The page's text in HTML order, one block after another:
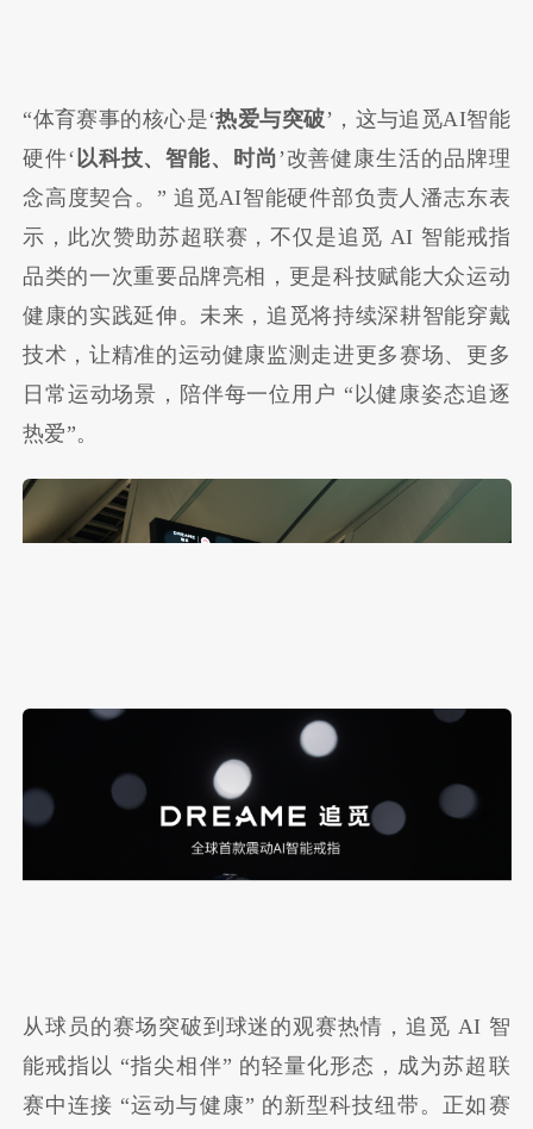
“体育赛事的核心是‘热爱与突破’，这与追觅AI智能
硬件‘ 以科技、智能、时尚’改善健康生活的品牌理
念高度契合。” 追觅AI智能硬件部负责人潘志东表
示，此次赞助苏超联赛，不仅是追觅 AI 智能戒指
品类的一次重要品牌亮相，更是科技赋能大众运动
健康的实践延伸。未来，追觅将持续深耕智能穿戴
技术，让精准的运动健康监测走进更多赛场、更多
日常运动场景，陪伴每一位用户 “以健康姿态追逐
热爱”。
从球员的赛场突破到球迷的观赛热情，追觅 AI 智
能戒指以 “指尖相伴” 的轻量化形态，成为苏超联
赛中连接 “运动与健康” 的新型科技纽带。正如赛